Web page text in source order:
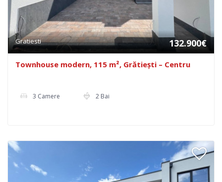
Gratiesti 132.900€
Townhouse modern, 115 m², Grătiești – Centru
3 Camere 2 Bai